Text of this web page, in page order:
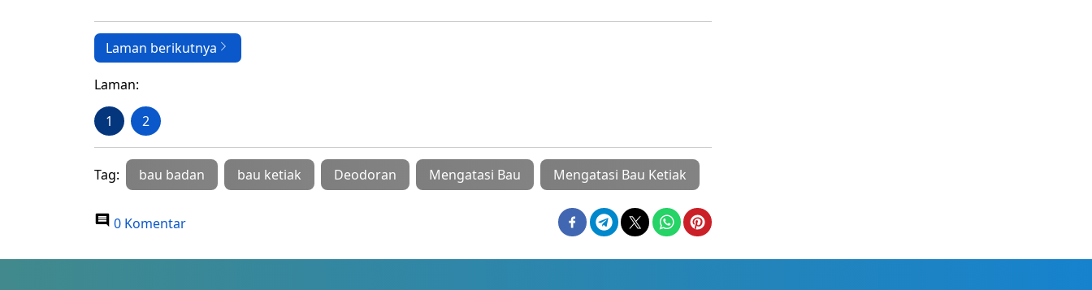
Laman berikutnya
Laman:
1 2
Tag: bau badan bau ketiak Deodoran Mengatasi Bau Mengatasi Bau Ketiak
0 Komentar